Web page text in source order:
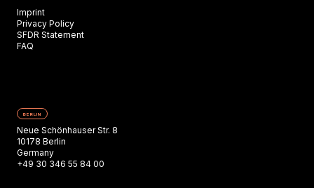
Imprint
Privacy Policy
SFDR Statement
FAQ
BERLIN
Neue Schönhauser Str. 8
10178 Berlin
Germany
+49 30 346 55 84 00